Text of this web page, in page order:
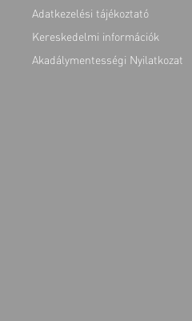
Adatkezelési tájékoztató
Kereskedelmi információk
Akadálymentességi Nyilatkozat